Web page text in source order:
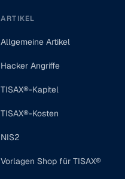
ARTIKEL
Allgemeine Artikel
Hacker Angriffe
TISAX®-Kapitel
TISAX®-Kosten
NIS2
Vorlagen Shop für TISAX®